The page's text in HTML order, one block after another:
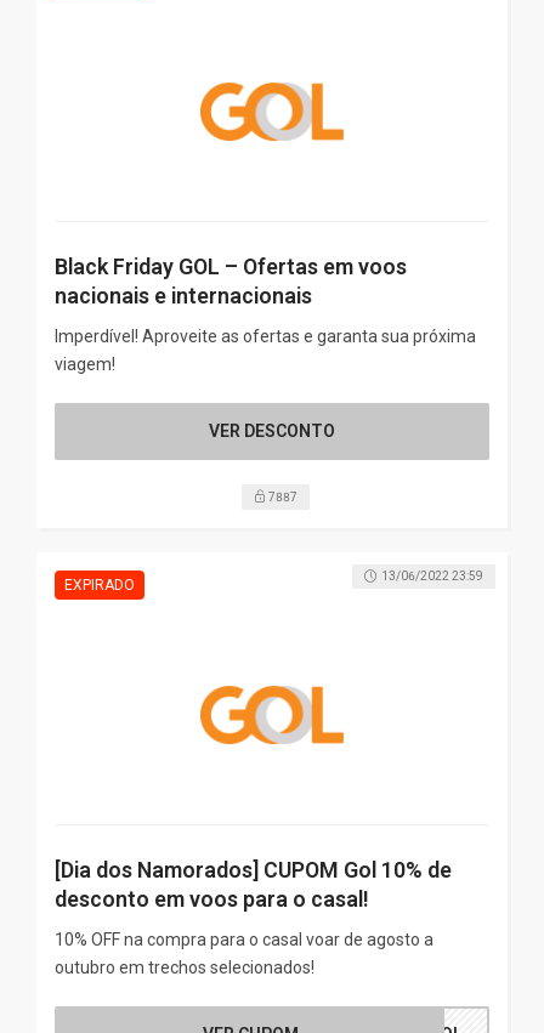
Black Friday GOL – Ofertas em voos
nacionais e internacionais
Imperdível! Aproveite as ofertas e garanta sua próxima
viagem!
VER DESCONTO
7887
[Dia dos Namorados] CUPOM Gol 10% de
desconto em voos para o casal!
10% OFF na compra para o casal voar de agosto a
outubro em trechos selecionados!
13/06/2022 23:59